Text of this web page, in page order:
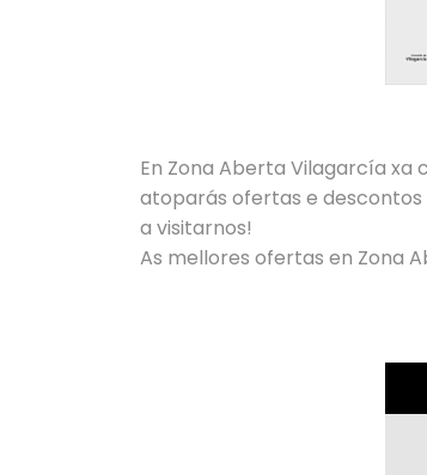
En Zona Aberta Vilagarcía xa
atoparás ofertas e descontos
a visitarnos!
As mellores ofertas en Zona